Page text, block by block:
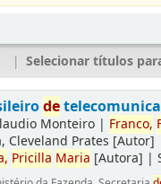
| Selecionar títulos
de
Monteiro | Franco,
Cleveland Prates [Autor]
Pricilla Maria [Autora] |